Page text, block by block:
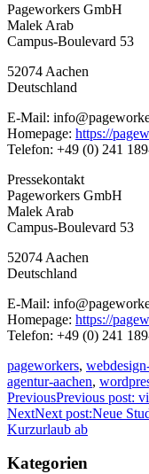
Pageworkers GmbH
Malek Arab
Campus-Boulevard 53
52074 Aachen
Deutschland
E-Mail:
Homepage: https://
Telefon: +49 (0) 241
Pressekontakt
Pageworkers GmbH
Malek Arab
Campus-Boulevard 53
52074 Aachen
Deutschland
E-Mail:
Homepage: https://
Telefon: +49 (0) 241
pageworkers,
agentur-aachen,
PreviousPrevious post:
NextNext post:Neue
Kurzurlaub ab
Kategorien